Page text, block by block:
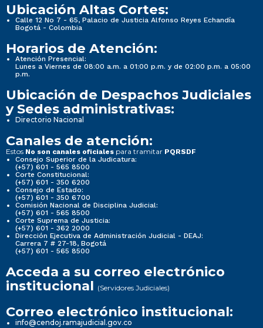
Ubicación Altas Cortes:
Calle 12 No 7 - 65, Palacio de Justicia Alfonso Reyes Echandía
Bogotá - Colombia
Horarios de Atención:
Atención Presencial:
Lunes a Viernes de 08:00 a.m. a 01:00 p.m. y de 02:00 p.m. a 05:00
p.m.
Ubicación de Despachos Judiciales
y Sedes administrativas:
Directorio Nacional
Canales de atención:
Estos No son canales oficiales para tramitar PQRSDF
Consejo Superior de la Judicatura:
(+57) 601 - 565 8500
Corte Constitucional:
(+57) 601 - 350 6200
Consejo de Estado:
(+57) 601 - 350 6700
Comisión Nacional de Disciplina Judicial:
(+57) 601 - 565 8500
Corte Suprema de Justicia:
(+57) 601 - 362 2000
Dirección Ejecutiva de Administración Judicial - DEAJ:
Carrera 7 # 27-18, Bogotá
(+57) 601 - 565 8500
Acceda a su correo electrónico
institucional (Servidores Judiciales)
Correo electrónico institucional:
info@cendoj.ramajudicial.gov.co